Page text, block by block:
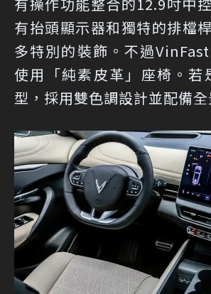
有操作功能整合的12.9吋中
有抬頭顯示器和獨特的排檔
多特別的裝飾。不過
使用「純素皮革」座椅。若
型，採用雙色調設計並配備全